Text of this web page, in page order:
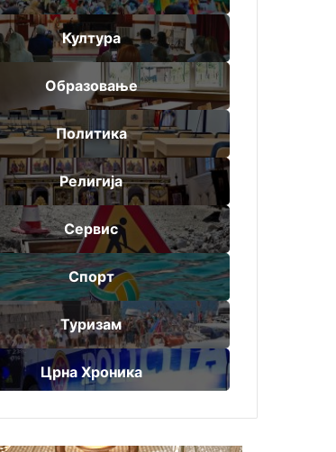
Култура
Образовање
Политика
Религија
Сервис
Спорт
Туризам
Црна Хроника